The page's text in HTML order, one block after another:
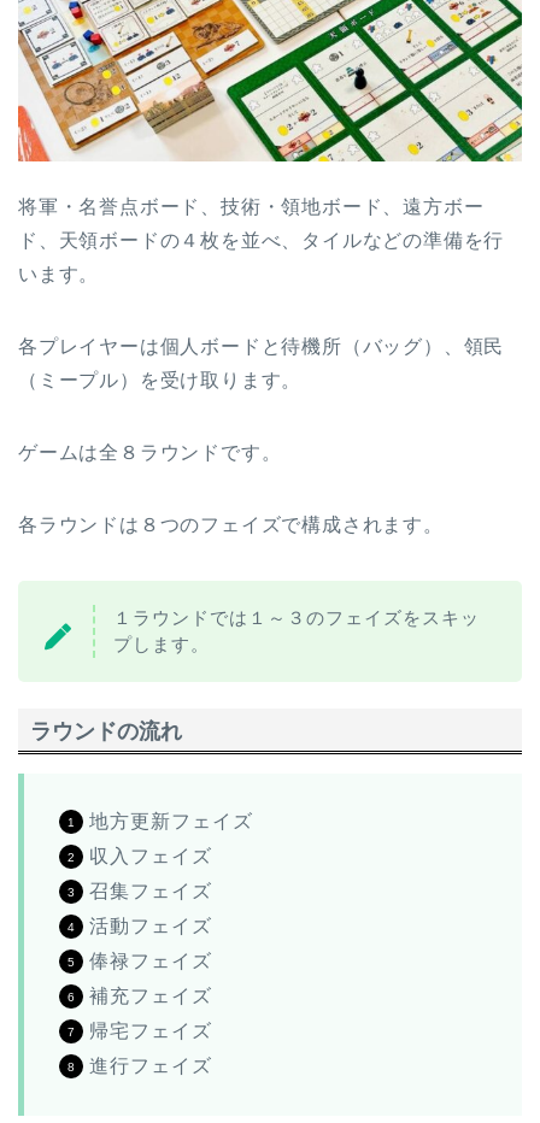
将軍・名誉点ボード、技術・領地ボード、遠方ボー
ド、天領ボードの４枚を並べ、タイルなどの準備を行
います。
各プレイヤーは個人ボードと待機所（バッグ）、領民
（ミープル）を受け取ります。
ゲームは全８ラウンドです。
各ラウンドは８つのフェイズで構成されます。
１ラウンドでは１～３のフェイズをスキッ
プします。
ラウンドの流れ
地方更新フェイズ
収入フェイズ
召集フェイズ
活動フェイズ
俸禄フェイズ
補充フェイズ
帰宅フェイズ
進行フェイズ